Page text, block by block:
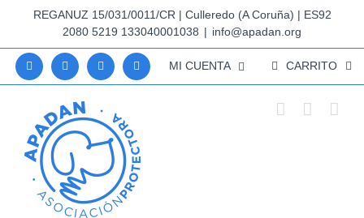
contenido
REGANUZ 15/031/0011/CR | Culleredo (A Coruña) | ES92
2080 5219 133040001038 | info@apadan.org
MI CUENTA CARRITO